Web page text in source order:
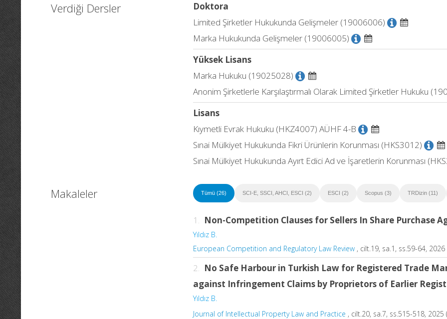
Verdiği Dersler
Doktora
Limited Şirketler Hukukunda Gelişmeler (19006006)
Marka Hukukunda Gelişmeler (19006005)
Yüksek Lisans
Marka Hukuku (19025028)
Anonim Şirketlerle Karşılaştırmalı Olarak Limited Şirketler Hukuku
Lisans
Kıymetli Evrak Hukuku (HKZ4007) AÜHF 4-B
Sınai Mülkiyet Hukukunda Fikri Ürünlerin Korunması (HKS3012)
Sınai Mülkiyet Hukukunda Ayırt Edici Ad ve İşaretlerin Korunması
Makaleler Tümü (26) SCI-E, SSCI, AHCI, ESCI (2) ESCI (2) Scopus (3) TRDizin (11)
1. Non-Competition Clauses for Sellers In Share Purchase
Yıldız B.
European Competition and Regulatory Law Review , cilt.19, sa.1, ss.59-64,
2. No Safe Harbour in Turkish Law for Registered Trade
against Infringement Claims by Proprietors of Earlier
Yıldız B.
Journal of Intellectual Property Law and Practice , cilt.20, sa.7, ss.515-518, 2025